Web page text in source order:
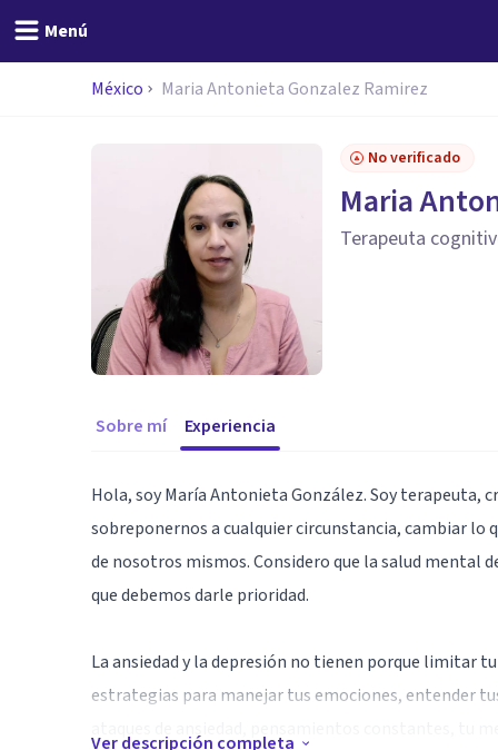
Menú
México Maria Antonieta Gonzalez Ramirez
No verificado
Maria
Terapeuta
Sobre mí Experiencia
Hola, soy María Antonieta González. Soy terapeuta,
sobreponernos a cualquier circunstancia, cambiar lo
de nosotros mismos. Considero que la salud mental
que debemos darle prioridad.
La ansiedad y la depresión no tienen porque limitar
estrategias para manejar tus emociones, entender
Ver descripción completa